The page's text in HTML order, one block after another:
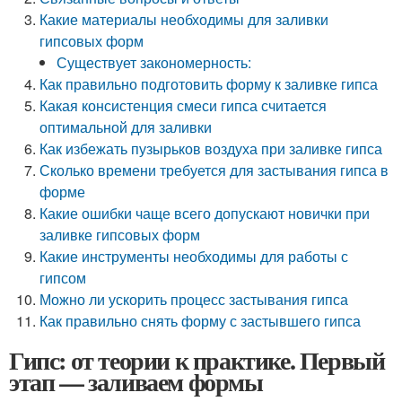
Какие материалы необходимы для заливки
гипсовых форм
Существует закономерность:
Как правильно подготовить форму к заливке гипса
Какая консистенция смеси гипса считается
оптимальной для заливки
Как избежать пузырьков воздуха при заливке гипса
Сколько времени требуется для застывания гипса в
форме
Какие ошибки чаще всего допускают новички при
заливке гипсовых форм
Какие инструменты необходимы для работы с
гипсом
Можно ли ускорить процесс застывания гипса
Как правильно снять форму с застывшего гипса
Гипс: от теории к практике. Первый
этап — заливаем формы